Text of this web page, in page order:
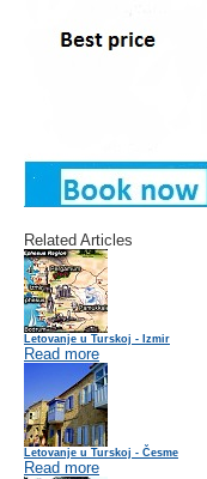
Related Articles
Letovanje u Turskoj - Izmir
Read more
Letovanje u Turskoj - Česme
Read more